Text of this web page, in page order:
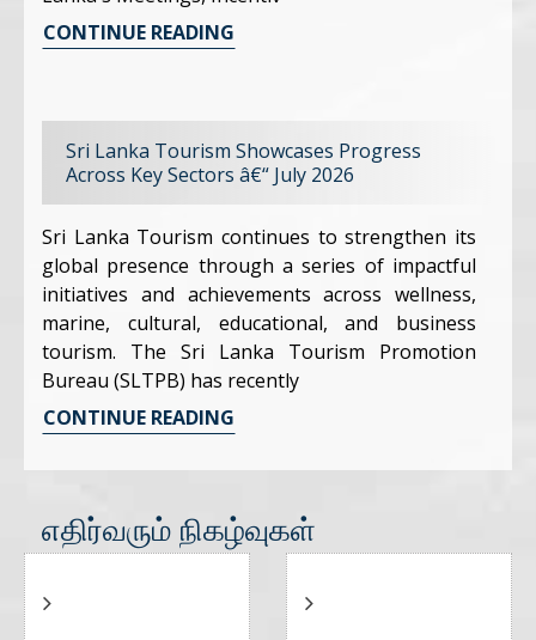
CONTINUE READING
Sri Lanka Tourism Showcases Progress
Across Key Sectors â€“ July 2026
Sri Lanka Tourism continues to strengthen its
global presence through a series of impactful
initiatives and achievements across wellness,
marine, cultural, educational, and business
tourism. The Sri Lanka Tourism Promotion
Bureau (SLTPB) has recently
CONTINUE READING
எதிர்வரும் நிகழ்வுகள்